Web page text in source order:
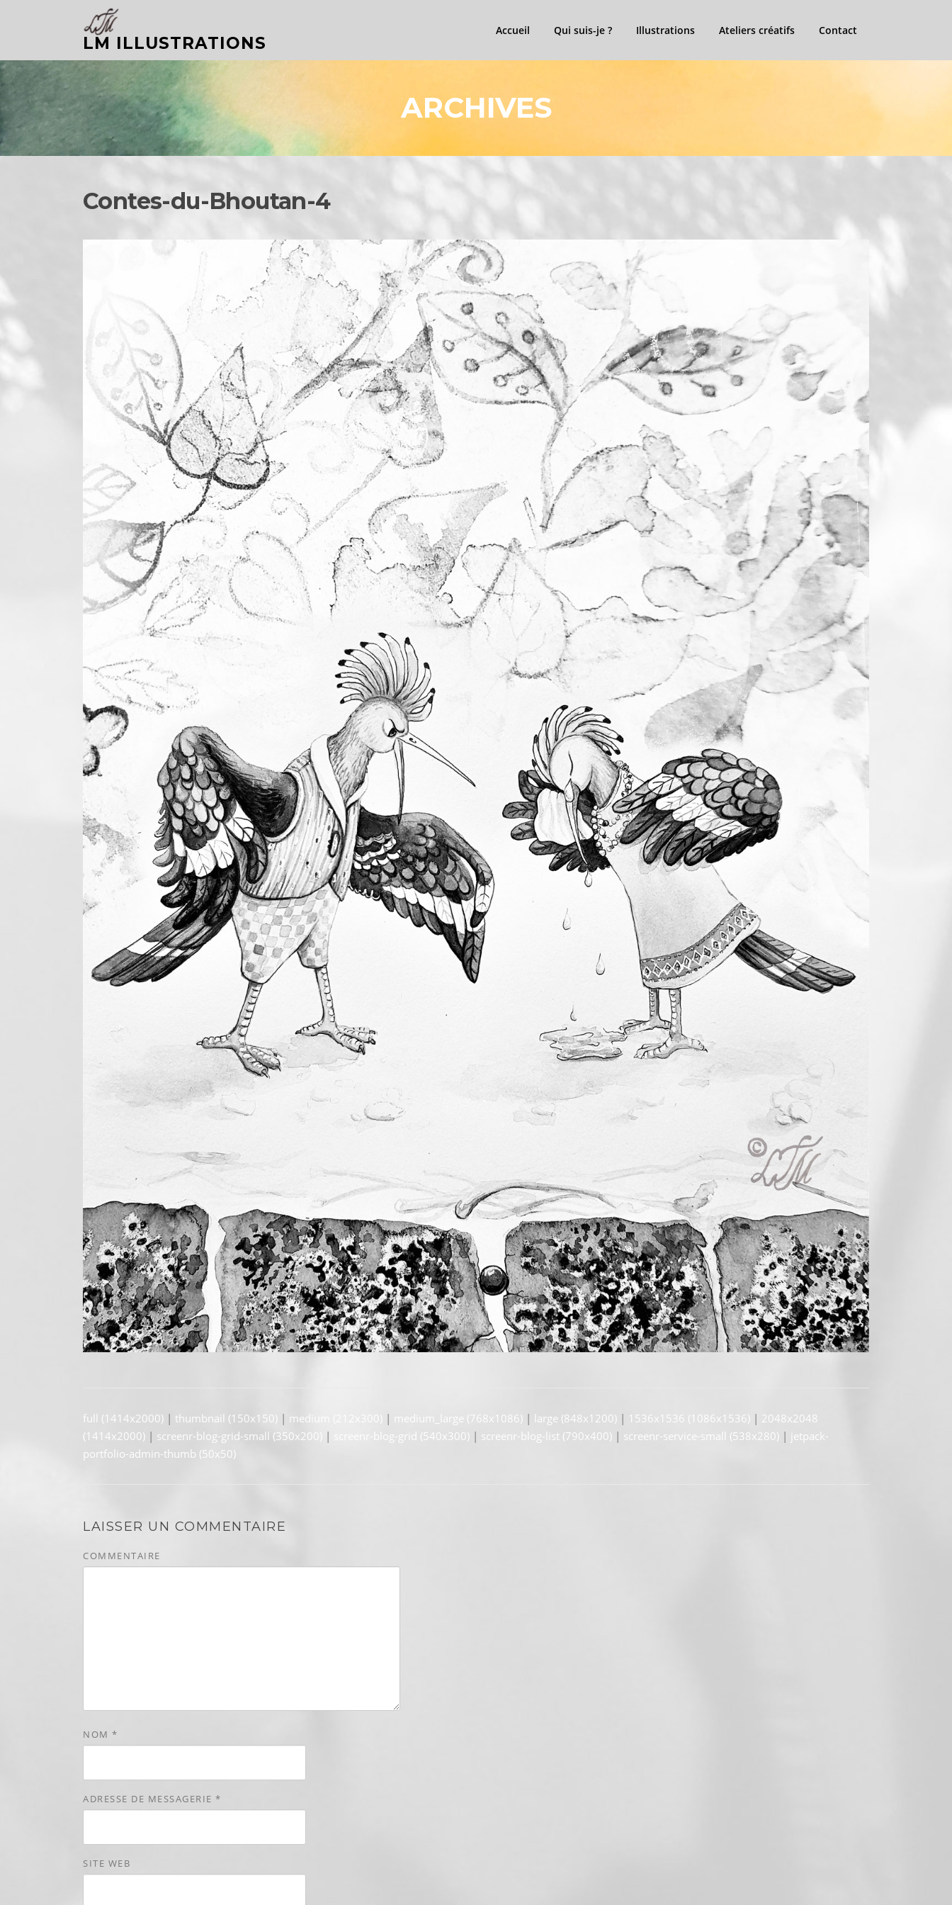
LM ILLUSTRATIONS
Accueil Qui suis-je ? Illustrations Ateliers créatifs Contact
ARCHIVES
Contes-du-Bhoutan-4
full (1414x2000) | thumbnail (150x150) | medium (212x300) | medium_large (768x1086) | large (848x1200) | 1536x1536 (1086x1536) | 2048x2048
(1414x2000) | screenr-blog-grid-small (350x200) | screenr-blog-grid (540x300) | screenr-blog-list (790x400) | screenr-service-small (538x280) | jetpack-
portfolio-admin-thumb (50x50)
LAISSER UN COMMENTAIRE
COMMENTAIRE
NOM *
ADRESSE DE MESSAGERIE *
SITE WEB